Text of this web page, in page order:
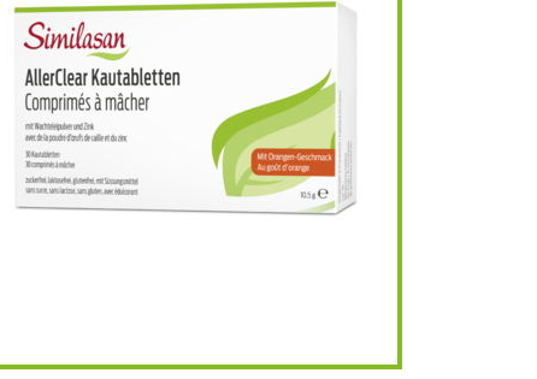
Similasan AllerClear Comprimés à